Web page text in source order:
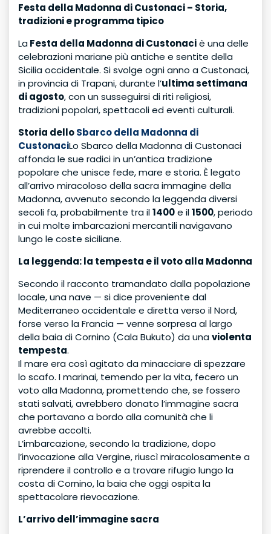
Festa della Madonna di Custonaci – Storia,
tradizioni e programma tipico
LaFesta della Madonna di Custonaciè una delle
celebrazioni mariane più antiche e sentite della
Sicilia occidentale. Si svolge ogni anno a Custonaci,
in provincia di Trapani, durante l’ultima settimana
di agosto, con un susseguirsi di riti religiosi,
tradizioni popolari, spettacoli ed eventi culturali.
Storia delloSbarco della Madonna di
CustonaciLo Sbarco della Madonna di Custonaci
affonda le sue radici in un’antica tradizione
popolare che unisce fede, mare e storia. È legato
all’arrivo miracoloso della sacra immagine della
Madonna, avvenuto secondo la leggenda diversi
secoli fa, probabilmente tra il1400e il1500, periodo
in cui molte imbarcazioni mercantili navigavano
lungo le coste siciliane.
La leggenda: la tempesta e il voto alla Madonna
Secondo il racconto tramandato dalla popolazione
locale, una nave — si dice proveniente dal
Mediterraneo occidentale e diretta verso il Nord,
forse verso la Francia — venne sorpresa al largo
della baia di Cornino (Cala Bukuto) da unaviolenta
tempesta.
Il mare era così agitato da minacciare di spezzare
lo scafo. I marinai, temendo per la vita, fecero un
voto alla Madonna, promettendo che, se fossero
stati salvati, avrebbero donato l’immagine sacra
che portavano a bordo alla comunità che li
avrebbe accolti.
L’imbarcazione, secondo la tradizione, dopo
l’invocazione alla Vergine, riuscì miracolosamente a
riprendere il controllo e a trovare rifugio lungo la
costa di Cornino, la baia che oggi ospita la
spettacolare rievocazione.
L’arrivo dell’immagine sacra